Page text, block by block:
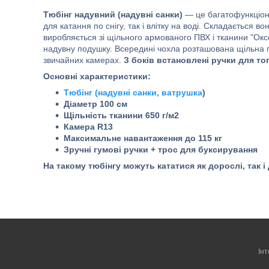
Тюбінг надувний (надувні санки) — це
для катання по снігу, так і влітку на воді. Складається
виробляється зі щільного армованого ПВХ і тканини
надувну подушку. Всередині чохла розташована щільна
звичайних камерах. З боків встановлені ручки для
Основні характеристики:
Тюбінг (надувні санки, ватрушка)
Діаметр 100 см
Щільність тканини 650 г/м2
Камера R13
Максимальне навантаження до 115 кг
Зручні гумові ручки + трос для буксирування
На такому тюбінгу можуть кататися як дорослі,